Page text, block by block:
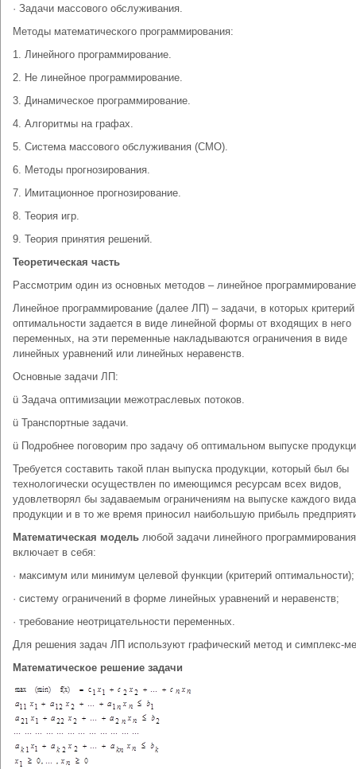
· Задачи массового обслуживания.
Методы математического программирования:
1. Линейного программирование.
2. Не линейное программирование.
3. Динамическое программирование.
4. Алгоритмы на графах.
5. Система массового обслуживания (СМО).
6. Методы прогнозирования.
7. Имитационное прогнозирование.
8. Теория игр.
9. Теория принятия решений.
Теоретическая часть
Рассмотрим один из основных методов – линейное
Линейное программирование (далее ЛП) – задачи, в которых критерий
оптимальности задается в виде линейной формы от входящих в него
переменных, на эти переменные накладываются ограничения в виде
линейных уравнений или линейных неравенств.
Основные задачи ЛП:
ü Задача оптимизации межотраслевых потоков.
ü Транспортные задачи.
ü Подробнее поговорим про задачу об оптимальном выпуске
Требуется составить такой план выпуска продукции, который был бы
технологически осуществлен по имеющимся ресурсам всех видов,
удовлетворял бы задаваемым ограничениям на выпуске каждого вида
продукции и в то же время приносил наибольшую прибыль
Математическая модель любой задачи линейного программирования
включает в себя:
· максимум или минимум целевой функции (критерий оптимальности);
· систему ограничений в форме линейных уравнений и неравенств;
· требование неотрицательности переменных.
Для решения задач ЛП используют графический метод и симплекс-
Математическое решение задачи